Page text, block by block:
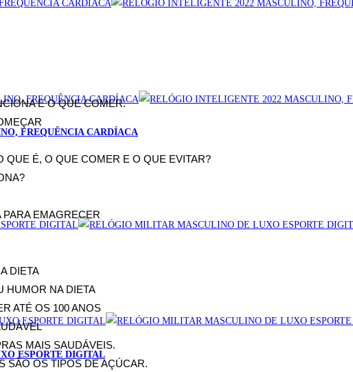
E O QUE COMER.
QUE É, O QUE COMER E O QUE EVITAR?
EMAGRECER
DIETA
HUMOR NA DIETA
ATÉ OS 100 ANOS
MAIS SAUDÁVEIS.
SÃO OS TIPOS DE AÇÚCAR.
FREQUÊNCIA CARDÍACA
ESPORTE DIGITAL